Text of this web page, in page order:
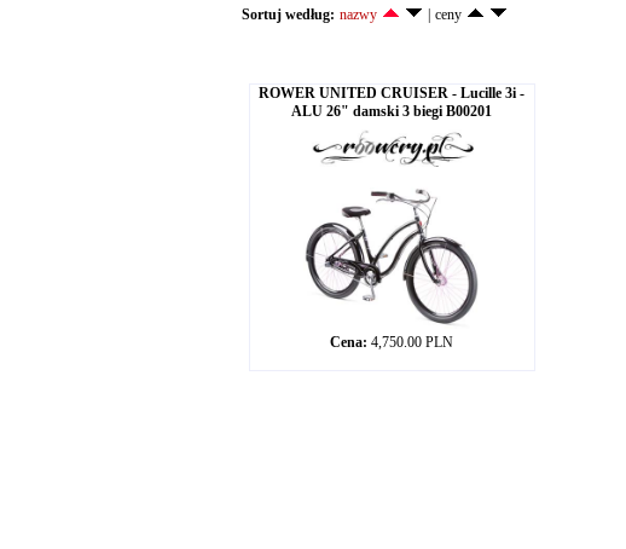
Sortuj według: nazwy ceny
ROWER UNITED CRUISER - Lucille 3i -
ALU 26" damski 3 biegi B00201
Cena: 4,750.00 PLN